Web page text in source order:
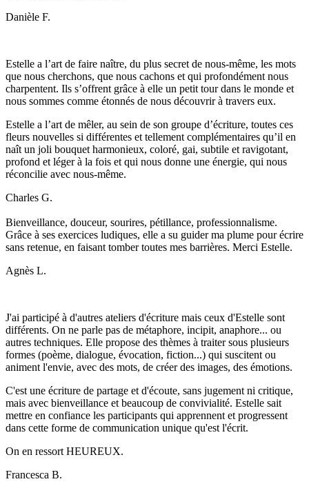
Danièle F.
Estelle a l’art de faire naître, du plus secret de nous-même, les mots
que nous cherchons, que nous cachons et qui profondément nous
charpentent. Ils s’offrent grâce à elle un petit tour dans le monde et
nous sommes comme étonnés de nous découvrir à travers eux.
Estelle a l’art de mêler, au sein de son groupe d’écriture, toutes ces
fleurs nouvelles si différentes et tellement complémentaires qu’il en
naît un joli bouquet harmonieux, coloré, gai, subtile et ravigotant,
profond et léger à la fois et qui nous donne une énergie, qui nous
réconcilie avec nous-même.
Charles G.
Bienveillance, douceur, sourires, pétillance, professionnalisme.
Grâce à ses exercices ludiques, elle a su guider ma plume pour écrire
sans retenue, en faisant tomber toutes mes barrières. Merci Estelle.
Agnès L.
J'ai participé à d'autres ateliers d'écriture mais ceux d'Estelle sont
différents. On ne parle pas de métaphore, incipit, anaphore... ou
autres techniques. Elle propose des thèmes à traiter sous plusieurs
formes (poème, dialogue, évocation, fiction...) qui suscitent ou
animent l'envie, avec des mots, de créer des images, des émotions.
C'est une écriture de partage et d'écoute, sans jugement ni critique,
mais avec bienveillance et beaucoup de convivialité. Estelle sait
mettre en confiance les participants qui apprennent et progressent
dans cette forme de communication unique qu'est l'écrit.
On en ressort HEUREUX.
Francesca B.